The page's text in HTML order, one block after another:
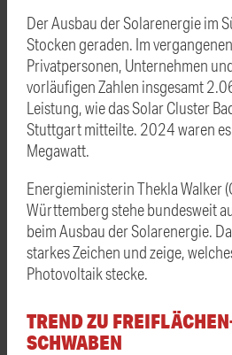
Der Ausbau der Solarenergie im
Stocken geraden. Im
Privatpersonen, Unternehmen
vorläufigen Zahlen insgesamt
Leistung, wie das Solar Cluster
Stuttgart mitteilte. 2024 waren
Megawatt.
Energieministerin Thekla Walker
Württemberg stehe bundesweit
beim Ausbau der Solarenergie.
starkes Zeichen und zeige,
Photovoltaik stecke.
TREND ZU
SCHWABEN